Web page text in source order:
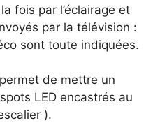
fois par l’éclairage et
par la télévision :
sont toute indiquées.
de mettre un
LED encastrés au
).